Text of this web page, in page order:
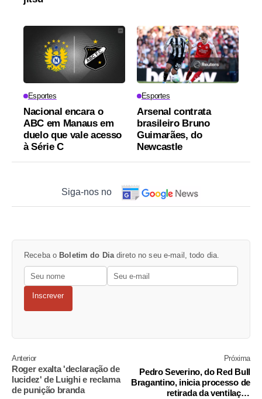
Esportes
Nacional encara o
ABC em Manaus em
duelo que vale acesso
à Série C
Esportes
Arsenal contrata
brasileiro Bruno
Guimarães, do
Newcastle
Siga-nos no
Receba o Boletim do Dia direto no seu e-mail, todo dia.
Inscrever
Anterior
Roger exalta 'declaração de
lucidez' de Luighi e reclama
de punição branda
Próxima
Pedro Severino, do Red Bull
Bragantino, inicia processo de
retirada da ventilação